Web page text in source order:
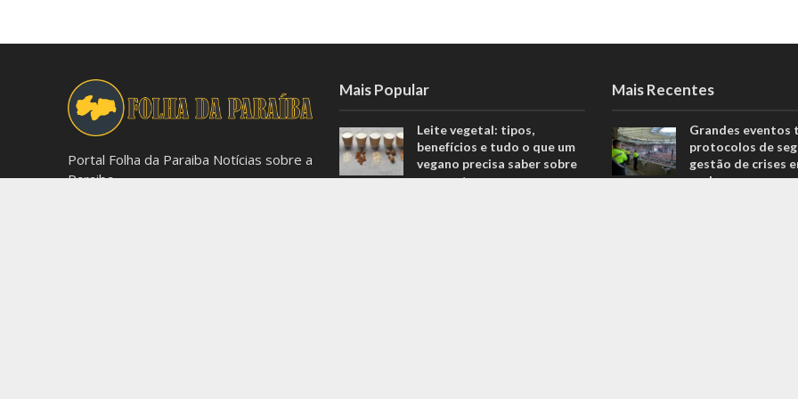
Portal Folha da Paraiba Notícias sobre a
Paraiba
Mais Popular
Leite vegetal: tipos,
benefícios e tudo o que um
vegano precisa saber sobre
o assunto
Mais Recentes
Grandes eventos
protocolos de
gestão de crises
real